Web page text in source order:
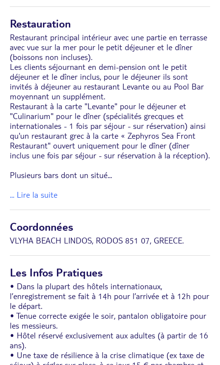
Restauration
Restaurant principal intérieur avec une partie en terrasse
avec vue sur la mer pour le petit déjeuner et le dîner
(boissons non incluses).
Les clients séjournant en demi-pension ont le petit
déjeuner et le dîner inclus, pour le déjeuner ils sont
invités à déjeuner au restaurant Levante ou au Pool Bar
moyennant un supplément.
Restaurant à la carte "Levante" pour le déjeuner et
"Culinarium" pour le dîner (spécialités grecques et
internationales - 1 fois par séjour - sur réservation) ainsi
qu'un restaurant grec à la carte « Zephyros Sea Front
Restaurant" ouvert uniquement pour le dîner (dîner
inclus une fois par séjour - sur réservation à la réception).
Plusieurs bars dont un situé...
... Lire la suite
Coordonnées
VLYHA BEACH LINDOS, RODOS 851 07, GREECE.
Les Infos Pratiques
• Dans la plupart des hôtels internationaux,
l’enregistrement se fait à 14h pour l’arrivée et à 12h pour
le départ.
• Tenue correcte exigée le soir, pantalon obligatoire pour
les messieurs.
• Hôtel réservé exclusivement aux adultes (à partir de 16
ans).
• Une taxe de résilience à la crise climatique (ex taxe de